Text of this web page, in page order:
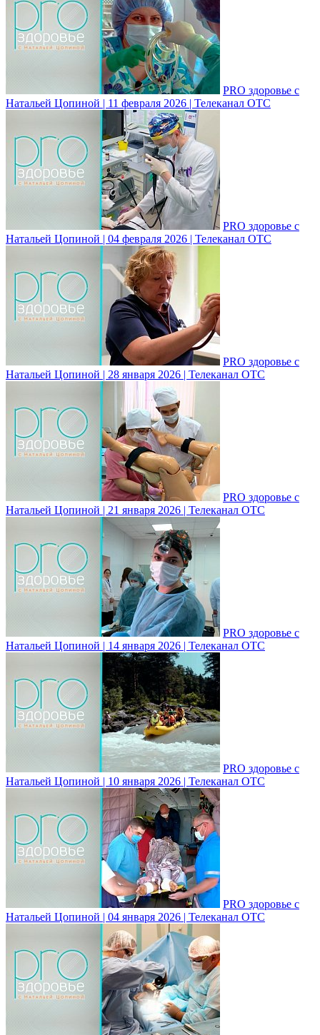
PRO здоровье с
Натальей Цопиной | 11 февраля 2026 | Телеканал ОТС
PRO здоровье с
Натальей Цопиной | 04 февраля 2026 | Телеканал ОТС
PRO здоровье с
Натальей Цопиной | 28 января 2026 | Телеканал ОТС
PRO здоровье с
Натальей Цопиной | 21 января 2026 | Телеканал ОТС
PRO здоровье с
Натальей Цопиной | 14 января 2026 | Телеканал ОТС
PRO здоровье с
Натальей Цопиной | 10 января 2026 | Телеканал ОТС
PRO здоровье с
Натальей Цопиной | 04 января 2026 | Телеканал ОТС